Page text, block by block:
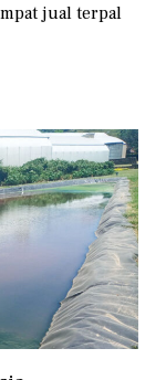
jual terpal